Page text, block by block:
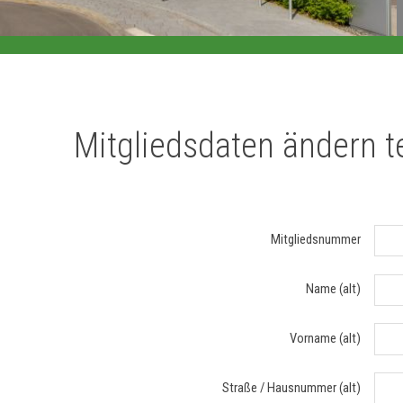
Mitgliedsdaten ändern
Mitgliedsnummer
Name (alt)
Vorname (alt)
Straße / Hausnummer (alt)